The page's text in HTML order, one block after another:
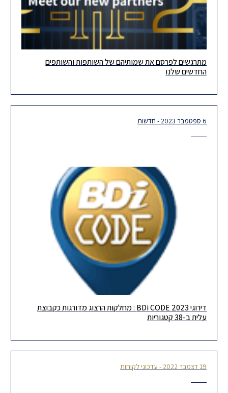
שמחים ומתרגשים לפרסם את שמותיהם של השותפות והשותפים
מתרגשים לפרסם את שמותיהם של השותפות והשותפים
החדשים שלנו
6 ספטמבר 2023 - חדשות
גאים לשתף שהרצוג הגיעה למספר מרשים של 38 דירוגים בקבוצת
דירוגי BDi CODE 2023 : מחלקות הרצוג מדורגות כקבוצת
עלית ב-38 קטגוריות
19 דצמבר 2022 - עדכוני לקוחות